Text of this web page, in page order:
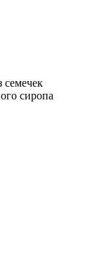
семечек
сиропа